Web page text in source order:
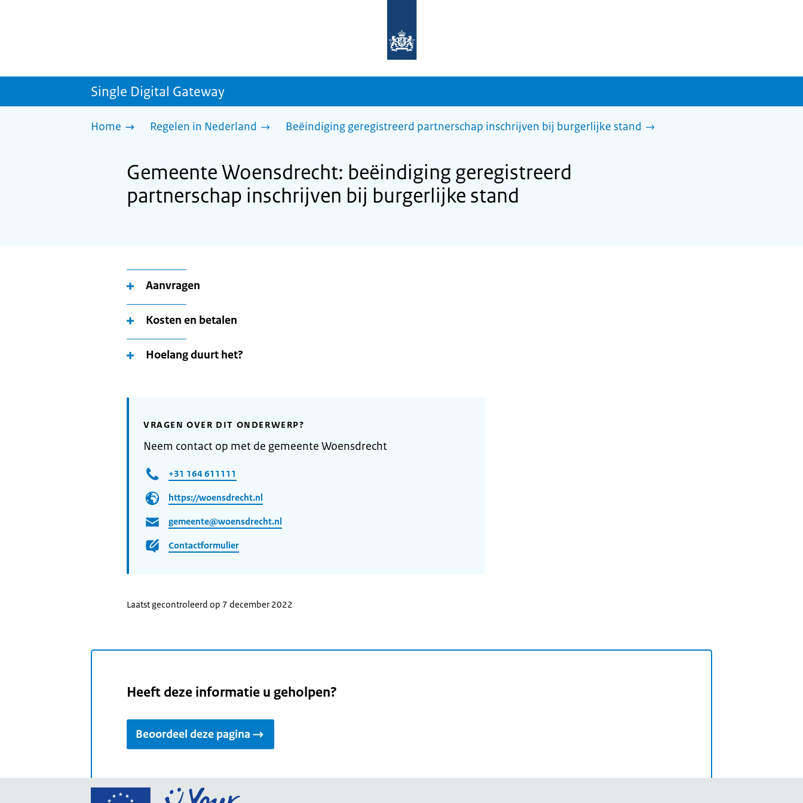
homepage
sdg.rijksoverheid.nl
Single Digital Gateway
Home Regelen in Nederland Beëindiging geregistreerd partnerschap inschrijven bij burgerlijke stand
Gemeente Woensdrecht: beëindiging geregistreerd
partnerschap inschrijven bij burgerlijke stand
Aanvragen
Kosten en betalen
Hoelang duurt het?
VRAGEN OVER DIT ONDERWERP?
Neem contact op met de gemeente Woensdrecht
+31 164 611111
https://woensdrecht.nl
gemeente@woensdrecht.nl
Contactformulier
Laatst gecontroleerd op 7 december 2022
Heeft deze informatie u geholpen?
Beoordeel deze pagina
Ga